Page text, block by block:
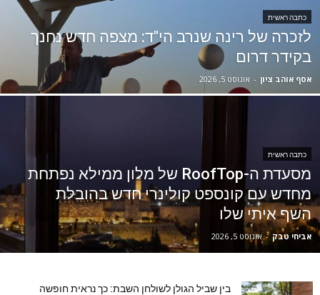
כתבה ראשית
לזכרה של רינה שנרב הי"ד: מצפה חדש נחנך
בקידר דרום
אסף אוהב ציון - אוגוסט 5, 2026
כתבה ראשית
מסעדת ה-RoofTop של מלון ממילא נפתחת
מחדש עם קונספט קולינרי חדש בהובלת
השף איתי שלו
אביחי טבק - אוגוסט 5, 2026
בין שביל הגולן לשולחן השבת: כך נראית חופשה